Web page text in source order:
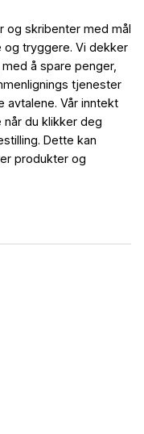
og skribenter med mål
og tryggere. Vi dekker
å spare penger,
tjenester
avtalene. Vår inntekt
du klikker deg
Dette kan
produkter og